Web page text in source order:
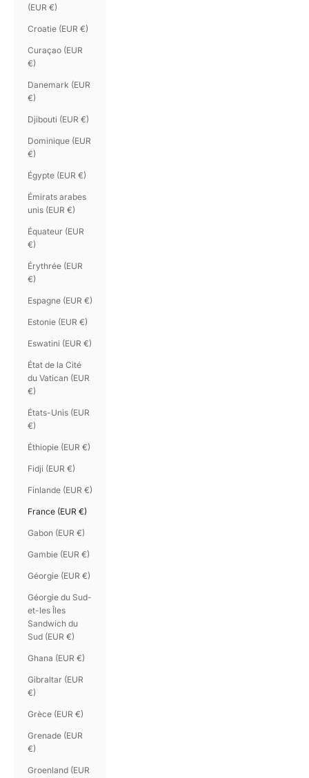
(EUR €)
Croatie (EUR €)
Curaçao (EUR
€)
Danemark (EUR
€)
Djibouti (EUR €)
Dominique (EUR
€)
Égypte (EUR €)
Émirats arabes
unis (EUR €)
Équateur (EUR
€)
Érythrée (EUR
€)
Espagne (EUR €)
Estonie (EUR €)
Eswatini (EUR €)
État de la Cité
du Vatican (EUR
€)
États-Unis (EUR
€)
Éthiopie (EUR €)
Fidji (EUR €)
Finlande (EUR €)
France (EUR €)
Gabon (EUR €)
Gambie (EUR €)
Géorgie (EUR €)
Géorgie du Sud-
et-les Îles
Sandwich du
Sud (EUR €)
Ghana (EUR €)
Gibraltar (EUR
€)
Grèce (EUR €)
Grenade (EUR
€)
Groenland (EUR